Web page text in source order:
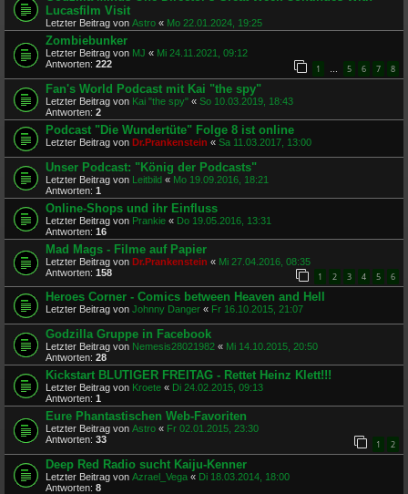
Lucasfilm Visit
Letzter Beitrag von Astro « Mo 22.01.2024, 19:25
Zombiebunker
Letzter Beitrag von MJ « Mi 24.11.2021, 09:12
Antworten: 222 1 … 5 6 7 8
Fan's World Podcast mit Kai "the spy"
Letzter Beitrag von Kai "the spy" « So 10.03.2019, 18:43
Antworten: 2
Podcast "Die Wundertüte" Folge 8 ist online
Letzter Beitrag von Dr.Prankenstein « Sa 11.03.2017, 13:00
Unser Podcast: "König der Podcasts"
Letzter Beitrag von Leitbild « Mo 19.09.2016, 18:21
Antworten: 1
Online-Shops und ihr Einfluss
Letzter Beitrag von Prankie « Do 19.05.2016, 13:31
Antworten: 16
Mad Mags - Filme auf Papier
Letzter Beitrag von Dr.Prankenstein « Mi 27.04.2016, 08:35
Antworten: 158 1 2 3 4 5 6
Heroes Corner - Comics between Heaven and Hell
Letzter Beitrag von Johnny Danger « Fr 16.10.2015, 21:07
Godzilla Gruppe in Facebook
Letzter Beitrag von Nemesis28021982 « Mi 14.10.2015, 20:50
Antworten: 28
Kickstart BLUTIGER FREITAG - Rettet Heinz Klett!!!
Letzter Beitrag von Kroete « Di 24.02.2015, 09:13
Antworten: 1
Eure Phantastischen Web-Favoriten
Letzter Beitrag von Astro « Fr 02.01.2015, 23:30
Antworten: 33 1 2
Deep Red Radio sucht Kaiju-Kenner
Letzter Beitrag von Azrael_Vega « Di 18.03.2014, 18:00
Antworten: 8